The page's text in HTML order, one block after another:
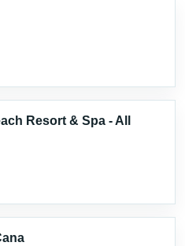
Resort & Spa - All